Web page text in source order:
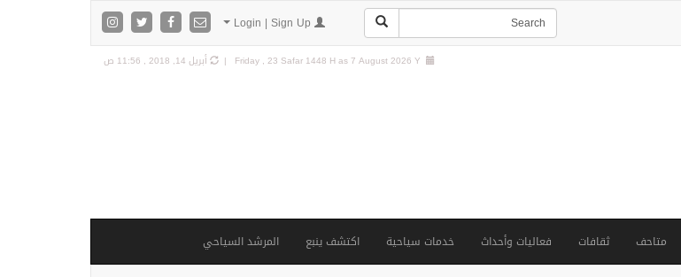
Friday , 23 Safar 1448 H as7 August 2026 Y | أبريل 14, 2018 , 11:56 ص
متاحف ثقافات فعاليات وأحداث خدمات سياحية اكتشف ينبع المرشد السياحي